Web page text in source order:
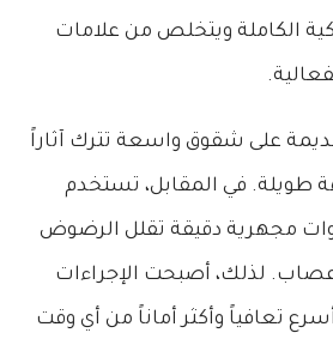
الكاملة ويتخلص من علامات
على شقوق واسعة تترك آثاراً
طويلة. في المقابل، تستخدم
مجهرية دقيقة تقلل الرضوض
لذلك، أصبحت الإجراءات
تعافياً وأكثر أماناً من أي وقت